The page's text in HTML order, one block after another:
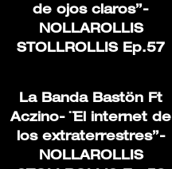
de ojos claros”-
NOLLAROLLIS
STOLLROLLIS Ep.57
La Banda Bastön Ft
Aczino- ¨El internet de
los extraterrestres”-
NOLLAROLLIS